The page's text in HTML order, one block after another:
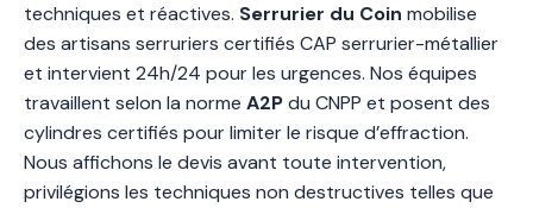
techniques et réactives. Serrurier du Coin mobilise
des artisans serruriers certifiés CAP serrurier-métallier
et intervient 24h/24 pour les urgences. Nos équipes
travaillent selon la norme A2Pdu CNPP et posent des
cylindres certifiés pour limiter le risque d’effraction.
Nous affichons le devis avant toute intervention,
privilégions les techniques non destructives telles que